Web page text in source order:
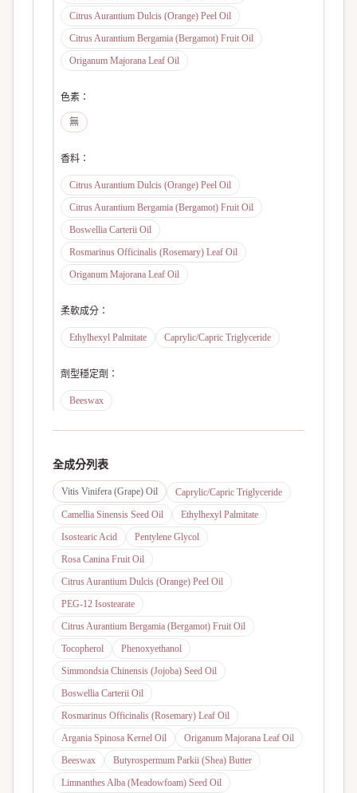
Citrus Aurantium Dulcis (Orange) Peel Oil
Citrus Aurantium Bergamia (Bergamot) Fruit Oil
Origanum Majorana Leaf Oil
色素 ：
無
香料 ：
Citrus Aurantium Dulcis (Orange) Peel Oil
Citrus Aurantium Bergamia (Bergamot) Fruit Oil
Boswellia Carterii Oil
Rosmarinus Officinalis (Rosemary) Leaf Oil
Origanum Majorana Leaf Oil
柔軟成分 ：
Ethylhexyl Palmitate Caprylic/Capric Triglyceride
劑型穩定劑 ：
Beeswax
全成分列表
Vitis Vinifera (Grape) Oil
Caprylic/Capric Triglyceride
Camellia Sinensis Seed Oil
Ethylhexyl Palmitate
Isostearic Acid
Pentylene Glycol
Rosa Canina Fruit Oil
Citrus Aurantium Dulcis (Orange) Peel Oil
PEG-12 Isostearate
Citrus Aurantium Bergamia (Bergamot) Fruit Oil
Tocopherol
Phenoxyethanol
Simmondsia Chinensis (Jojoba) Seed Oil
Boswellia Carterii Oil
Rosmarinus Officinalis (Rosemary) Leaf Oil
Argania Spinosa Kernel Oil
Origanum Majorana Leaf Oil
Beeswax
Butyrospermum Parkii (Shea) Butter
Limnanthes Alba (Meadowfoam) Seed Oil